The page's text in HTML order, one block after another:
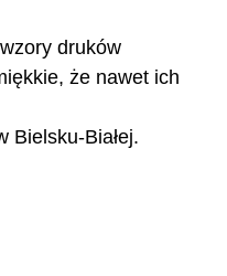
druków
że nawet ich
Bielsku-Białej.